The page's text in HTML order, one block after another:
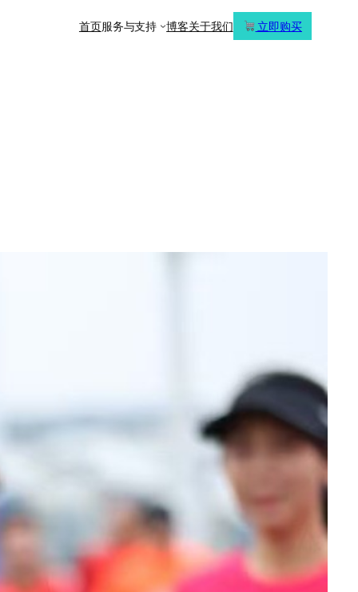
首页服务与支持 博客关于我们 立即购买